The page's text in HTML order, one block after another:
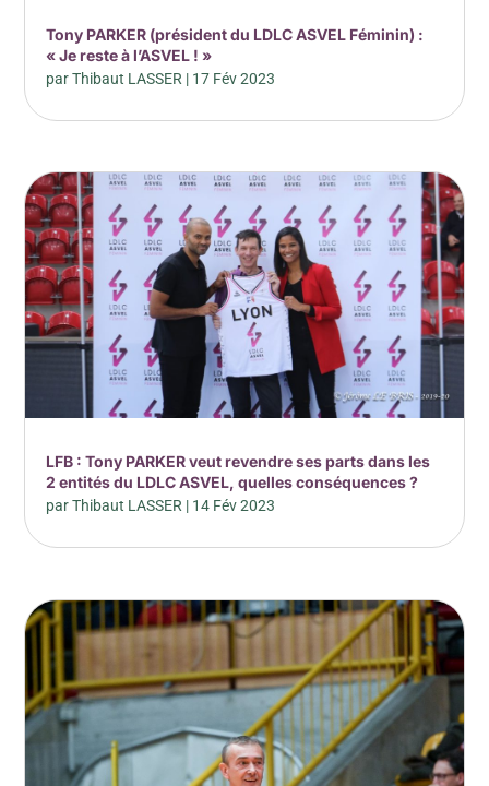
Tony PARKER (président du LDLC ASVEL Féminin) :
« Je reste à l’ASVEL ! »
parThibaut LASSER | 17 Fév 2023
LFB : Tony PARKER veut revendre ses parts dans les
2 entités du LDLC ASVEL, quelles conséquences ?
parThibaut LASSER | 14 Fév 2023